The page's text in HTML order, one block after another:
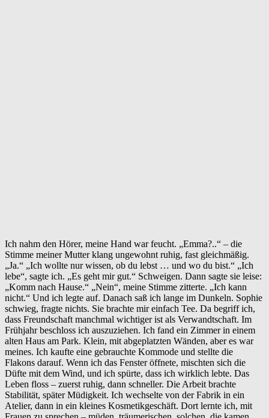
Ich nahm den Hörer, meine Hand war feucht. „Emma?..“ – die
Stimme meiner Mutter klang ungewohnt ruhig, fast gleichmäßig.
„Ja.“ „Ich wollte nur wissen, ob du lebst … und wo du bist.“ „Ich
lebe“, sagte ich. „Es geht mir gut.“ Schweigen. Dann sagte sie leise:
„Komm nach Hause.“ „Nein“, meine Stimme zitterte. „Ich kann
nicht.“ Und ich legte auf. Danach saß ich lange im Dunkeln. Sophie
schwieg, fragte nichts. Sie brachte mir einfach Tee. Da begriff ich,
dass Freundschaft manchmal wichtiger ist als Verwandtschaft. Im
Frühjahr beschloss ich auszuziehen. Ich fand ein Zimmer in einem
alten Haus am Park. Klein, mit abgeplatzten Wänden, aber es war
meines. Ich kaufte eine gebrauchte Kommode und stellte die
Flakons darauf. Wenn ich das Fenster öffnete, mischten sich die
Düfte mit dem Wind, und ich spürte, dass ich wirklich lebte. Das
Leben floss – zuerst ruhig, dann schneller. Die Arbeit brachte
Stabilität, später Müdigkeit. Ich wechselte von der Fabrik in ein
Atelier, dann in ein kleines Kosmetikgeschäft. Dort lernte ich, mit